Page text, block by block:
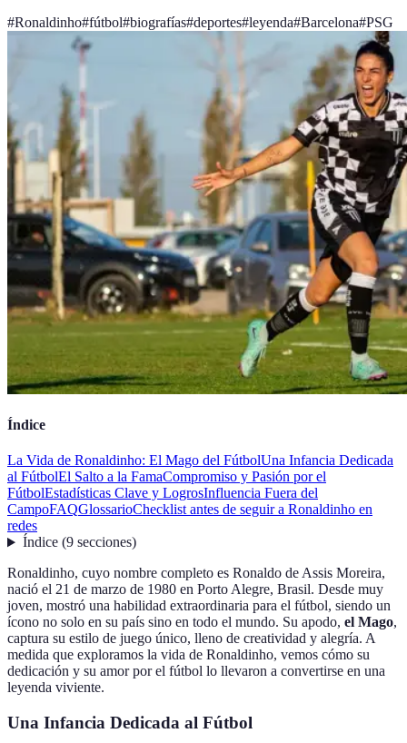
#Ronaldinho#fútbol#biografías#deportes#leyenda#Barcelona#PSG
Índice
La Vida de Ronaldinho: El Mago del FútbolUna Infancia Dedicada
al FútbolEl Salto a la FamaCompromiso y Pasión por el
FútbolEstadísticas Clave y LogrosInfluencia Fuera del
CampoFAQGlossarioChecklist antes de seguir a Ronaldinho en
redes
Índice(9 secciones)
Ronaldinho, cuyo nombre completo es Ronaldo de Assis Moreira,
nació el 21 de marzo de 1980 en Porto Alegre, Brasil. Desde muy
joven, mostró una habilidad extraordinaria para el fútbol, siendo un
ícono no solo en su país sino en todo el mundo. Su apodo, el Mago,
captura su estilo de juego único, lleno de creatividad y alegría. A
medida que exploramos la vida de Ronaldinho, vemos cómo su
dedicación y su amor por el fútbol lo llevaron a convertirse en una
leyenda viviente.
Una Infancia Dedicada al Fútbol